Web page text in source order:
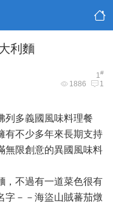
利麵
1#
1886 1
多義國風味料理餐
有不少多年來長期支持
無限創意的異國風味料
不過有一道菜色很有
字－－海盜山賊蕃茄燉